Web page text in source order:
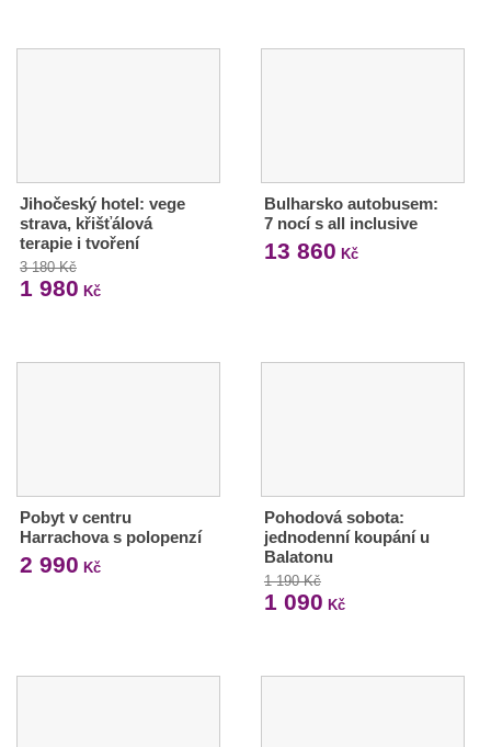
Jihočeský hotel: vege
strava, křišťálová
terapie i tvoření
3 180 Kč
1 980 Kč
Bulharsko autobusem:
7 nocí s all inclusive
13 860 Kč
Pobyt v centru
Harrachova s polopenzí
2 990 Kč
Pohodová sobota:
jednodenní koupání u
Balatonu
1 190 Kč
1 090 Kč